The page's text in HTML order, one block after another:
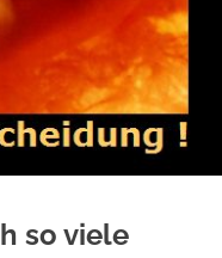
so viele